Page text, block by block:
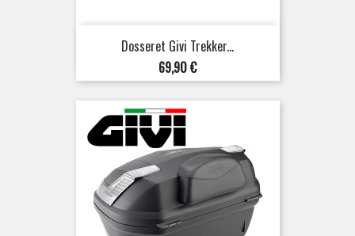
Dosseret Givi Trekker...
Prix
69,90 €